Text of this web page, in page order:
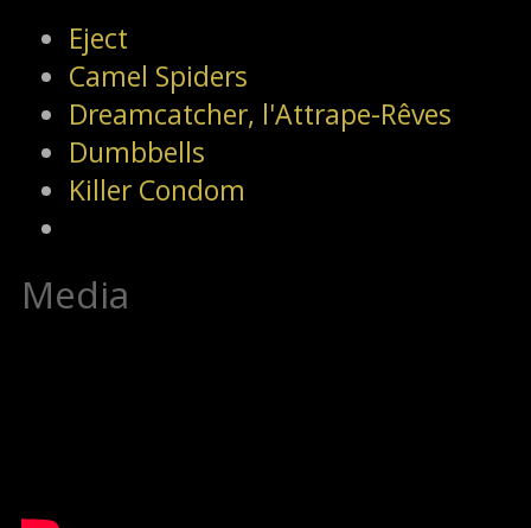
Eject
Camel Spiders
Dreamcatcher, l'Attrape-Rêves
Dumbbells
Killer Condom
Media